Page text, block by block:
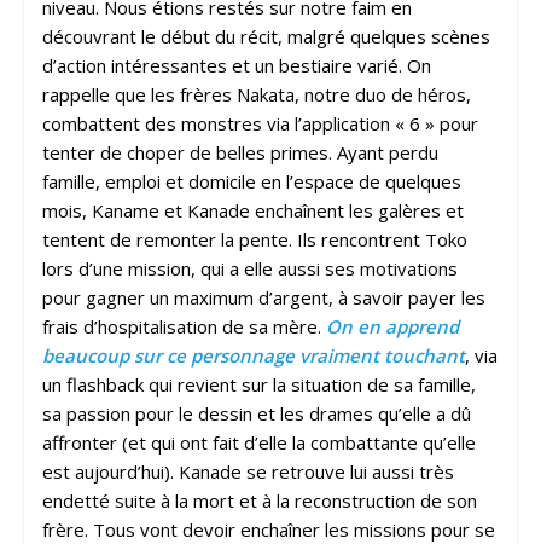
niveau. Nous étions restés sur notre faim en
découvrant le début du récit, malgré quelques scènes
d’action intéressantes et un bestiaire varié. On
rappelle que les frères Nakata, notre duo de héros,
combattent des monstres via l’application « 6 » pour
tenter de choper de belles primes. Ayant perdu
famille, emploi et domicile en l’espace de quelques
mois, Kaname et Kanade enchaînent les galères et
tentent de remonter la pente. Ils rencontrent Toko
lors d’une mission, qui a elle aussi ses motivations
pour gagner un maximum d’argent, à savoir payer les
frais d’hospitalisation de sa mère. On en apprend
beaucoup sur ce personnage vraiment touchant, via
un flashback qui revient sur la situation de sa famille,
sa passion pour le dessin et les drames qu’elle a dû
affronter (et qui ont fait d’elle la combattante qu’elle
est aujourd’hui). Kanade se retrouve lui aussi très
endetté suite à la mort et à la reconstruction de son
frère. Tous vont devoir enchaîner les missions pour se